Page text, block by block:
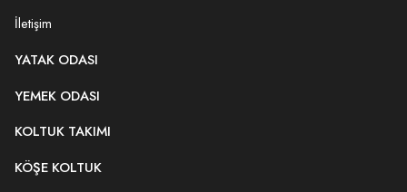
İletişim
YATAK ODASI
YEMEK ODASI
KOLTUK TAKIMI
KÖŞE KOLTUK